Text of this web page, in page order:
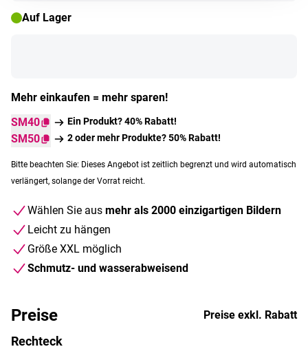
Auf Lager
Mehr einkaufen = mehr sparen!
SM40
Ein Produkt? 40% Rabatt!
SM50 2 oder mehr Produkte? 50% Rabatt!
Bitte beachten Sie: Dieses Angebot ist zeitlich begrenzt und wird automatisch
verlängert, solange der Vorrat reicht.
Wählen Sie aus mehr als 2000 einzigartigen Bildern
Leicht zu hängen
Größe XXL möglich
Schmutz- und wasserabweisend
Preise Preise exkl. Rabatt
Rechteck